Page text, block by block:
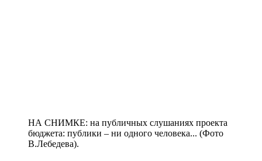
НА СНИМКЕ: на публичных слушаниях проекта
бюджета: публики – ни одного человека... (Фото
В.Лебедева).